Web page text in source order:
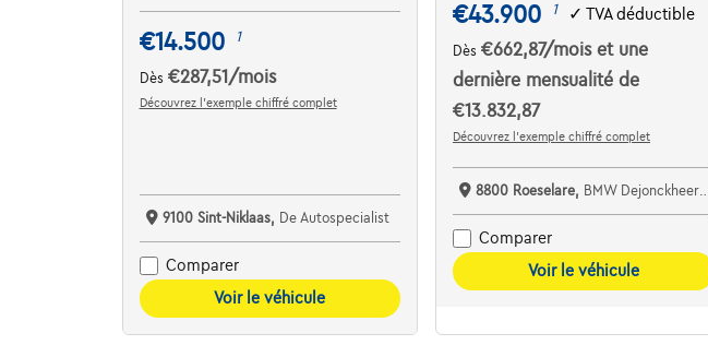
€14.500 1
Dès €287,51 /mois
Découvrez l’exemple chiffré complet
9100 Sint-Niklaas, De Autospecialist
Comparer
Voir le véhicule
€43.900 1 ✓TVA déductible
Dès€662,87/moiset une
dernière mensualité de
€13.832,87
Découvrez l’exemple chiffré complet
8800 Roeselare, BMW Dejonckheere Roeselare
Comparer
Voir le véhicule